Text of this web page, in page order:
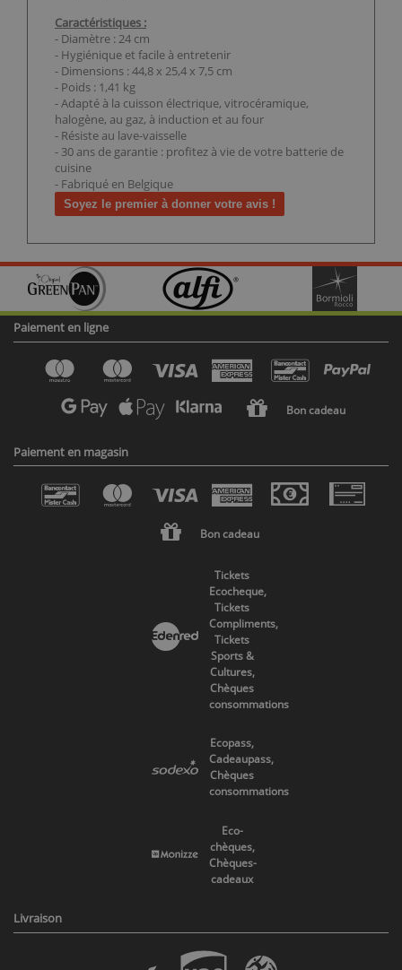
Caractéristiques :
- Diamètre : 24 cm
- Hygiénique et facile à entretenir
- Dimensions : 44,8 x 25,4 x 7,5 cm
- Poids : 1,41 kg
- Adapté à la cuisson électrique, vitrocéramique,
halogène, au gaz, à induction et au four
- Résiste au lave-vaisselle
- 30 ans de garantie : profitez à vie de votre batterie de
cuisine
- Fabriqué en Belgique
Soyez le premier à donner votre avis !
Paiement en ligne
Bon cadeau
Paiement en magasin
Bon cadeau
Tickets
Ecocheque,
Tickets
Compliments,
Tickets
Sports &
Cultures,
Chèques
consommations
Ecopass,
Cadeaupass,
Chèques
consommations
Eco-
chèques,
Chèques-
cadeaux
Livraison